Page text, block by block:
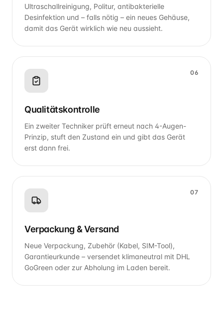
Ultraschallreinigung, Politur, antibakterielle
Desinfektion und – falls nötig – ein neues Gehäuse,
damit das Gerät wirklich wie neu aussieht.
06
Qualitätskontrolle
Ein zweiter Techniker prüft erneut nach 4-Augen-
Prinzip, stuft den Zustand ein und gibt das Gerät
erst dann frei.
07
Verpackung & Versand
Neue Verpackung, Zubehör (Kabel, SIM-Tool),
Garantieurkunde – versendet klimaneutral mit DHL
GoGreen oder zur Abholung im Laden bereit.